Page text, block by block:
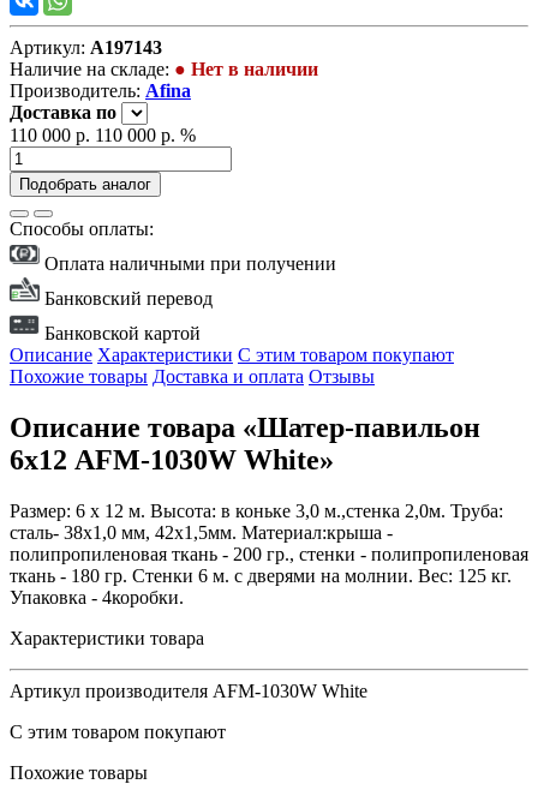
Артикул: А197143
Наличие на складе: ● Нет в наличии
Производитель: Afina
Доставка по
110 000 р. 110 000 р. %
Подобрать аналог
Способы оплаты:
Оплата наличными при получении
Банковский перевод
Банковской картой
Описание Характеристики С этим товаром покупают
Похожие товары Доставка и оплата Отзывы
Описание товара «Шатер-павильон
6х12 AFM-1030W White»
Размер: 6 х 12 м. Высота: в коньке 3,0 м.,стенка 2,0м. Труба:
сталь- 38х1,0 мм, 42х1,5мм. Материал:крыша -
полипропиленовая ткань - 200 гр., стенки - полипропиленовая
ткань - 180 гр. Стенки 6 м. с дверями на молнии. Вес: 125 кг.
Упаковка - 4коробки.
Характеристики товара
Артикул производителя AFM-1030W White
С этим товаром покупают
Похожие товары